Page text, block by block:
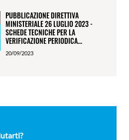
PUBBLICAZIONE DIRETTIVA
MINISTERIALE 26 LUGLIO 2023 -
SCHEDE TECNICHE PER LA
VERIFICAZIONE PERIODICA...
20/09/2023